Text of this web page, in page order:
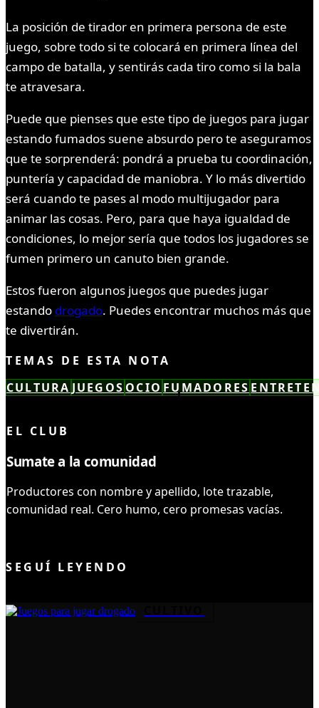
La posición de tirador en primera persona de este
juego, sobre todo si te colocará en primera línea del
campo de batalla, y sentirás cada tiro como si la bala
te atravesara.
Puede que pienses que este tipo de juegos para jugar
estando fumados suene absurdo pero te aseguramos
que te sorprenderá: pondrá a prueba tu coordinación,
puntería y capacidad de maniobra. Y lo más divertido
será cuando te pases al modo multijugador para
animar las cosas. Pero, para que haya igualdad de
condiciones, lo mejor sería que todos los jugadores se
fumen primero un canuto bien grande.
Estos fueron algunos juegos que puedes jugar
estando drogado. Puedes encontrar muchos más que
te divertirán.
TEMAS DE ESTA NOTA
CULTURA JUEGOS OCIO FUMADORES
EL CLUB
Sumate a la comunidad
Productores con nombre y apellido, lote trazable,
comunidad real. Cero humo, cero promesas vacías.
SEGUÍ LEYENDO